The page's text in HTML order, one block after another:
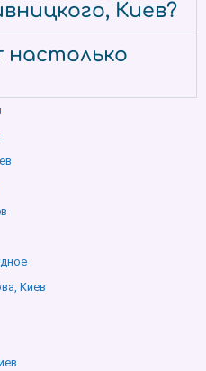
Киев?
настолько
Киев